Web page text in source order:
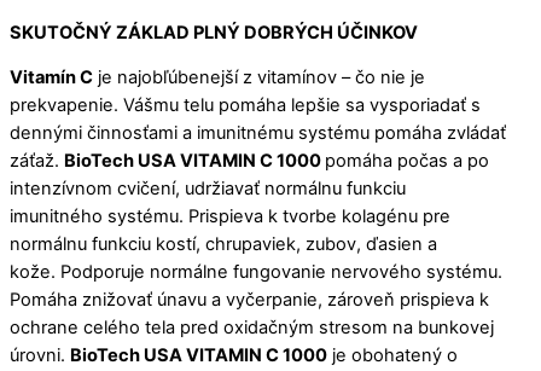
SKUTOČNÝ ZÁKLAD PLNÝ DOBRÝCH ÚČINKOV
Vitamín C je najobľúbenejší z vitamínov – čo nie je
prekvapenie. Vášmu telu pomáha lepšie sa vysporiadať s
dennými činnosťami a imunitnému systému pomáha zvládať
záťaž. BioTech USA VITAMIN C 1000 pomáha počas a po
intenzívnom cvičení, udržiavať normálnu funkciu
imunitného systému. Prispieva k tvorbe kolagénu pre
normálnu funkciu kostí, chrupaviek, zubov, ďasien a
kože. Podporuje normálne fungovanie nervového systému.
Pomáha znižovať únavu a vyčerpanie, zároveň prispieva k
ochrane celého tela pred oxidačným stresom na bunkovej
úrovni. BioTech USA VITAMIN C 1000 je obohatený o